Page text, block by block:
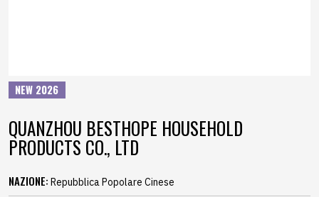
NEW 2026
QUANZHOU BESTHOPE HOUSEHOLD
PRODUCTS CO., LTD
NAZIONE: Repubblica Popolare Cinese